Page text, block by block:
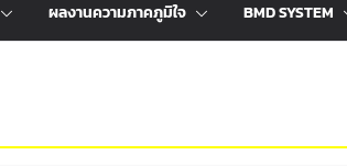
ผลงานความภาคภูมิใจ BMD SYSTEM